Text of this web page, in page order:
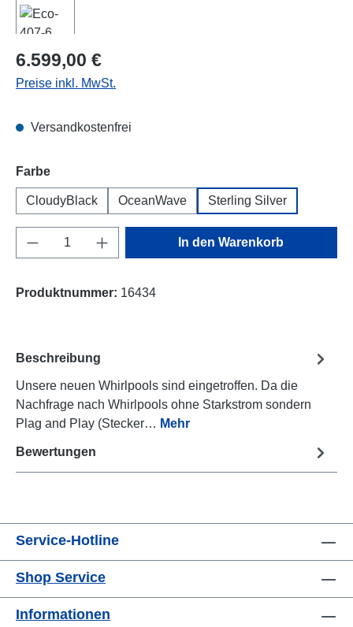
Regulärer Preis:
6.599,00 €
Preise inkl. MwSt.
Versandkostenfrei
Farbeauswählen
CloudyBlack OceanWave Sterling Silver
Produkt Anzahl: Gib den gewünschten
In den Warenkorb
Produktnummer: 16434
Beschreibung
Unsere neuen Whirlpools sind eingetroffen. Da die
Nachfrage nach Whirlpools ohne Starkstrom sondern
Plag and Play (Stecker… Mehr
Bewertungen
Service-Hotline
Shop Service
Informationen